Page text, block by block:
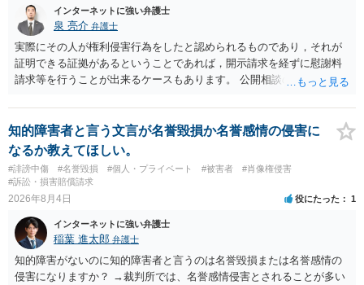
められない場合があり何ともいえないところでしょう。
インターネットに強い弁護士
泉 亮介 弁護士
実際にその人が権利侵害行為をしたと認められるものであり，それが
証明できる証拠があるということであれば，開示請求を経ずに慰謝料
請求等を行うことが出来るケースもあります。 公開相談の場では回答
に個別に相談されると良いでしょう。
知的障害者と言う文言が名誉毀損か名誉感情の侵害に
なるか教えてほしい。
#誹謗中傷 #名誉毀損 #個人・プライベート #被害者
#肖像権侵害
#訴訟・損害賠償請求
2026年8月4日 役にたった 1
インターネットに強い弁護士
稲葉 進太郎 弁護士
知的障害がないのに知的障害者と言うのは名誉毀損または名誉感情の
侵害になりますか？ →裁判所では、名誉感情侵害とされることが多い